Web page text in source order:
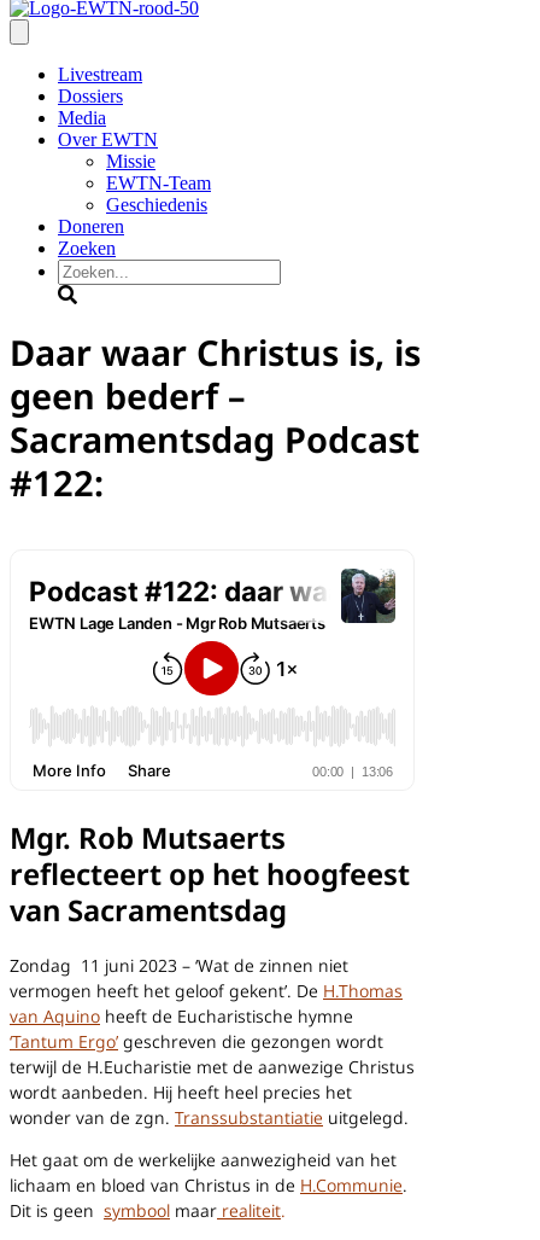
Livestream
Dossiers
Media
Over EWTN
Missie
EWTN-Team
Geschiedenis
Doneren
Zoeken
Daar waar Christus is, is
geen bederf –
Sacramentsdag Podcast
#122:
Mgr. Rob Mutsaerts
reflecteert op het hoogfeest
van Sacramentsdag
Zondag 11 juni 2023 – ‘Wat de zinnen niet
vermogen heeft het geloof gekent’. De H.Thomas
van Aquino heeft de Eucharistische hymne
‘Tantum Ergo’ geschreven die gezongen wordt
terwijl de H.Eucharistie met de aanwezige Christus
wordt aanbeden. Hij heeft heel precies het
wonder van de zgn. Transsubstantiatie uitgelegd.
Het gaat om de werkelijke aanwezigheid van het
lichaam en bloed van Christus in de H.Communie.
Dit is geen symbool maar realiteit.